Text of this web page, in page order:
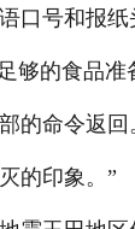
口号和报
够的食品
的命令返回
的印象。”